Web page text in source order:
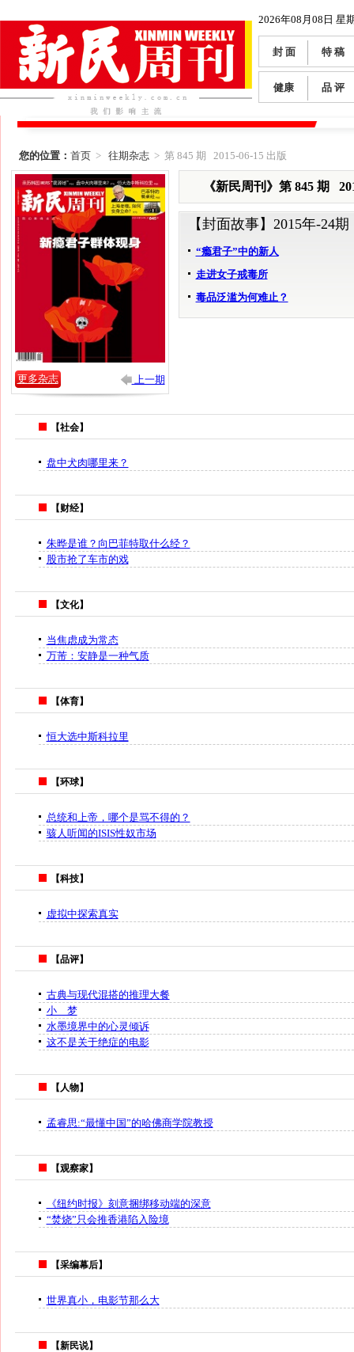
2026年08月08日 星
封 面 特 稿
健康 品 评
您的位置： 首页> 往期杂志> 第 845 期 2015-06-15 出版
更多杂志 上一期
《新民周刊》第 845 期
【封面故事】 2015年-24期
“瘾君子”中的新人
走进女子戒毒所
毒品泛滥为何难止？
【社会】
盘中犬肉哪里来？
【财经】
朱晔是谁？向巴菲特取什么经？
股市抢了车市的戏
【文化】
当焦虑成为常态
万芾：安静是一种气质
【体育】
恒大选中斯科拉里
【环球】
总统和上帝，哪个是骂不得的？
骇人听闻的ISIS性奴市场
【科技】
虚拟中探索真实
【品评】
古典与现代混搭的推理大餐
小 梦
水墨境界中的心灵倾诉
这不是关于绝症的电影
【人物】
孟睿思:“最懂中国”的哈佛商学院教授
【观察家】
《纽约时报》刻意捆绑移动端的深意
“焚烧”只会推香港陷入险境
【采编幕后】
世界真小，电影节那么大
【新民说】